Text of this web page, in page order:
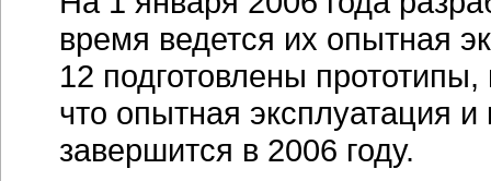
время ведется их опытная
12 подготовлены
что опытная эксплуатация
завершится в 2006 году.